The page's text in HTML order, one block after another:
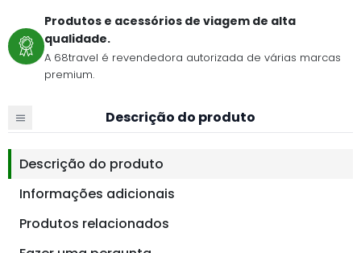
Produtos e acessórios de viagem de alta
qualidade.
A 68travel é revendedora autorizada de várias marcas
premium.
Descrição do produto
Descrição do produto
Informações adicionais
Produtos relacionados